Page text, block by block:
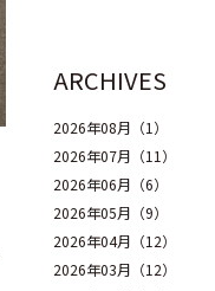
ARCHIVES
2026年08月（1）
2026年07月（11）
2026年06月（6）
2026年05月（9）
2026年04月（12）
2026年03月（12）